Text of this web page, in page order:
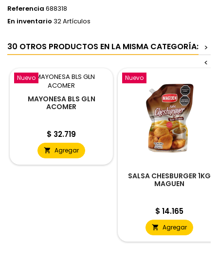
Referencia 688318
En inventario 32 Artículos
30 OTROS PRODUCTOS EN LA MISMA CATEGORÍA: >
<
Nuevo
MAYONESA BLS GLN
ACOMER
Precio
$ 32.719
 Agregar
Nuevo
SALSA CHESBURGER 1KG
MAGUEN
Precio
$ 14.165
 Agregar